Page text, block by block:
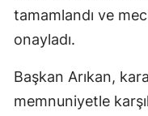
tamamlandı ve
onayladı.
Başkan Arıkan,
memnuniyetle